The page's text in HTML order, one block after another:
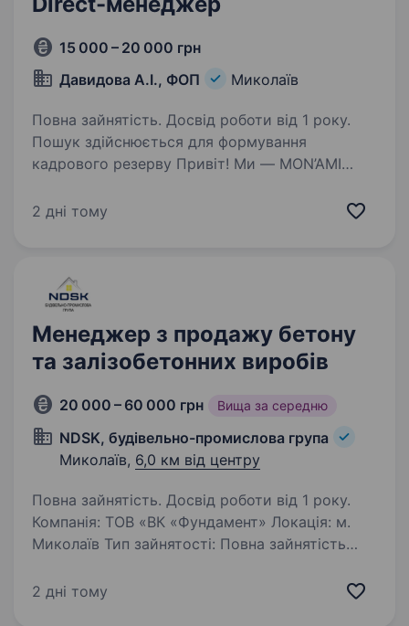
15 000 – 20 000 грн
Давидова А.І., ФОП
Миколаїв
Повна зайнятість. Досвід роботи від 1 року.
Пошук здійснюється для формування
кадрового резерву Привіт! Ми — MON’AMI
з Миколаєва, яка створює стильні букети
2 дні тому
Менеджер з продажу бетону
та залізобетонних виробів
20 000 – 60 000 грн Вища за середню
NDSK, будівельно-промислова група
Миколаїв, 6,0 км від центру
Повна зайнятість. Досвід роботи від 1 року.
Компанія: ТОВ «ВК «Фундамент» Локація: м.
Миколаїв Тип зайнятості: Повна зайнятість
нових клієнтів (будівельні компанії,
2 дні тому